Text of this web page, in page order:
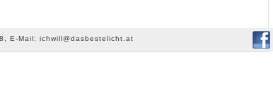
E-Mail: ichwill@dasbestelicht.at